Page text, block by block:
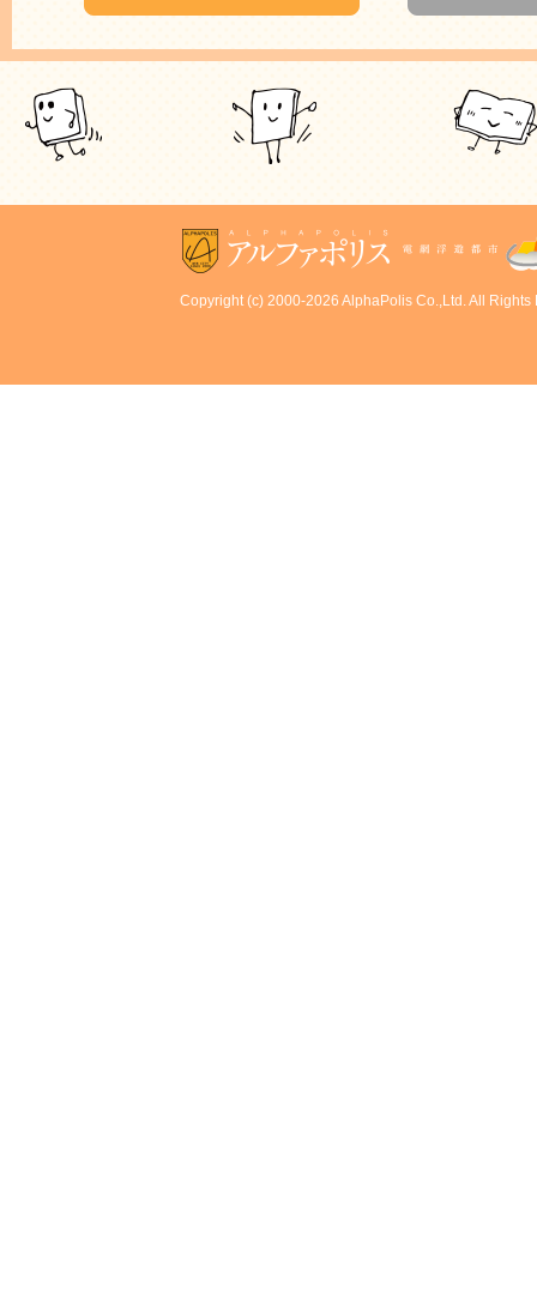
Copyright (c) 2000-2026 AlphaPolis Co.,Ltd. All Rights